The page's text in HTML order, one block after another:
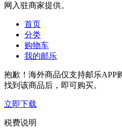
网入驻商家提供。
首页
分类
购物车
我的邮乐
抱歉！海外商品仅支持邮乐APP
找到该商品后，即可购买。
立即下载
税费说明